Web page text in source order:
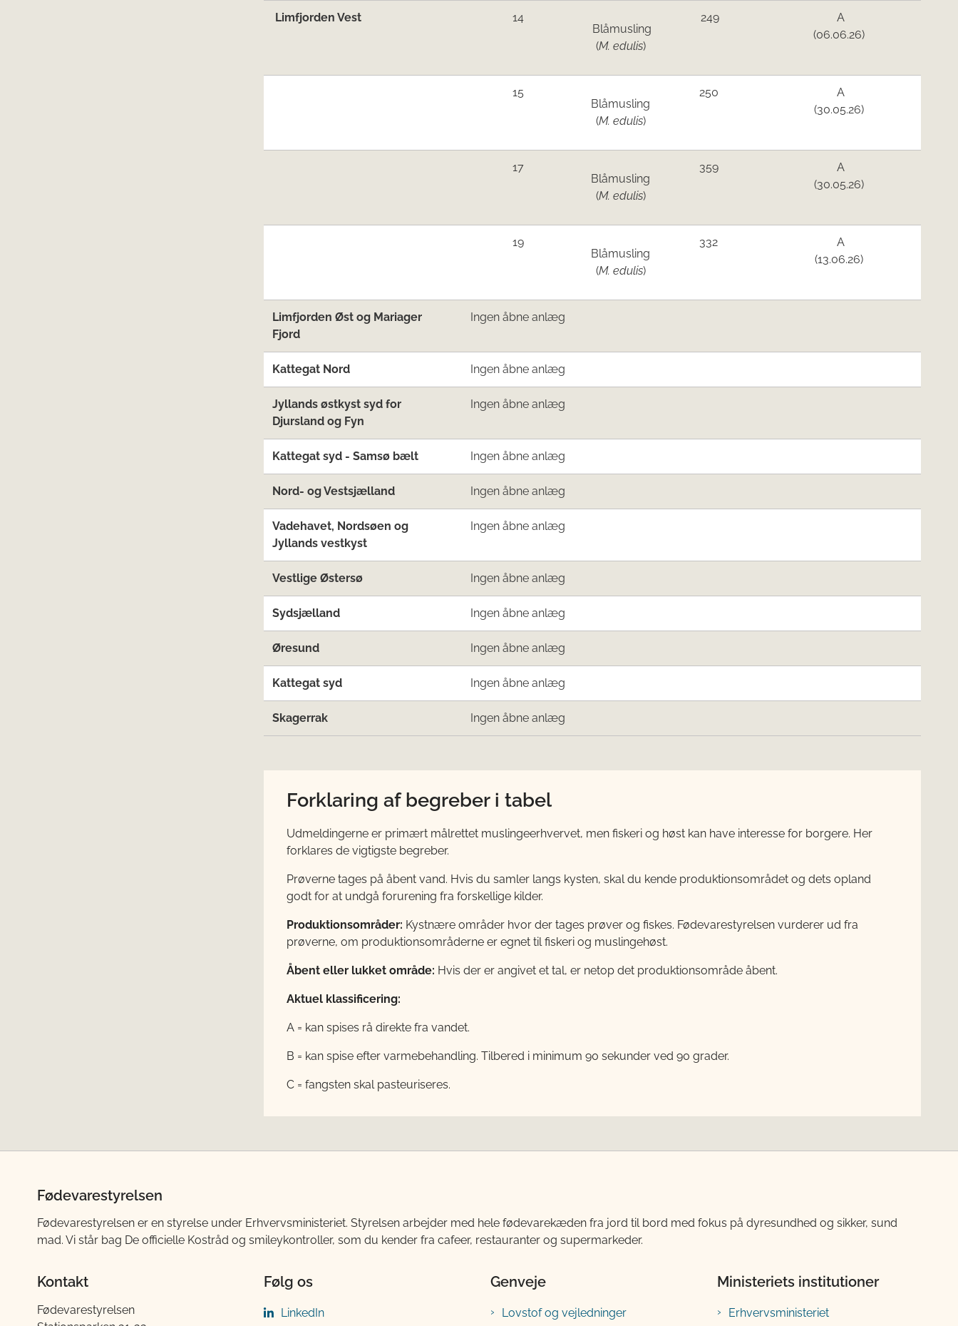
Limfjorden Vest
14
Blåmusling
(M. edulis)
249
A
(06.06.26)
15
Blåmusling
(M. edulis)
250
A
(30.05.26)
17
Blåmusling
(M. edulis)
359
A
(30.05.26)
19
Blåmusling
(M. edulis)
332
A
(13.06.26)
Limfjorden Øst og Mariager
Fjord
Ingen åbne anlæg
Kattegat Nord Ingen åbne anlæg
Jyllands østkyst syd for
Djursland og Fyn
Ingen åbne anlæg
Kattegat syd - Samsø bælt Ingen åbne anlæg
Nord- og Vestsjælland Ingen åbne anlæg
Vadehavet, Nordsøen og
Jyllands vestkyst
Ingen åbne anlæg
Vestlige Østersø Ingen åbne anlæg
Sydsjælland Ingen åbne anlæg
Øresund Ingen åbne anlæg
Kattegat syd Ingen åbne anlæg
Skagerrak Ingen åbne anlæg
Forklaring af begreber i tabel
Udmeldingerne er primært målrettet muslingeerhvervet, men fiskeri og høst kan have interesse for borgere. Her
forklares de vigtigste begreber.
Prøverne tages på åbent vand. Hvis du samler langs kysten, skal du kende produktionsområdet og dets opland
godt for at undgå forurening fra forskellige kilder.
Produktionsområder: Kystnære områder hvor der tages prøver og fiskes. Fødevarestyrelsen vurderer ud fra
prøverne, om produktionsområderne er egnet til fiskeri og muslingehøst.
Åbent eller lukket område: Hvis der er angivet et tal, er netop det produktionsområde åbent.
Aktuel klassificering:
A = kan spises rå direkte fra vandet.
B = kan spise efter varmebehandling. Tilbered i minimum 90 sekunder ved 90 grader.
C = fangsten skal pasteuriseres.
Fødevarestyrelsen
Fødevarestyrelsen er en styrelse under Erhvervsministeriet. Styrelsen arbejder med hele fødevarekæden fra jord til bord med fokus på dyresundhed og sikker, sund
mad. Vi står bag De officielle Kostråd og smileykontroller, som du kender fra cafeer, restauranter og supermarkeder.
Kontakt
Fødevarestyrelsen
Følg os
LinkedIn
Genveje
Lovstof og vejledninger
Ministeriets institutioner
Erhvervsministeriet